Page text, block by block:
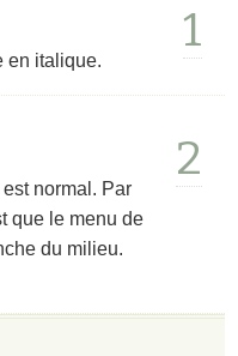
1
en italique.
2
normal. Par
que le menu de
du milieu.